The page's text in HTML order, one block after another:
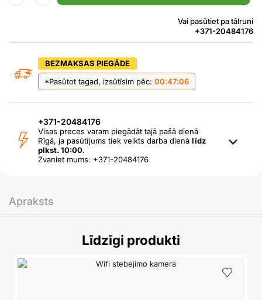
Vai pasūtiet pa tālruni
+371-20484176
BEZMAKSAS PIEGĀDE
*Pasūtot tagad, izsūtīsim pēc: 00:47:06
+371-20484176
Visas preces varam piegādāt tajā pašā dienā
Rīgā, ja pasūtījums tiek veikts darba dienā līdz
plkst. 10:00.
Zvaniet mums: +371-20484176
Apraksts
Līdzīgi produkti